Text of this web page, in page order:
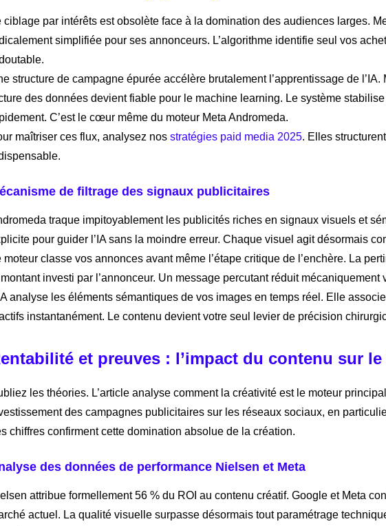
ciblage par intérêts est obsolète face à la domination des audiences larges.
simplifiée pour ses annonceurs. L’algorithme identifie seul vos
structure de campagne épurée accélère brutalement l’apprentissage de
des données devient fiable pour le machine learning. Le système
C’est le cœur même du moteur Meta Andromeda.
maîtriser ces flux, analysez nos stratégies paid media 2025. Elles
de filtrage des signaux publicitaires
traque impitoyablement les publicités riches en signaux visuels et
pour guider l’IA sans la moindre erreur. Chaque visuel agit désormais
moteur classe vos annonces avant même l’étape critique de l’enchère. La
montant investi par l’annonceur. Un message percutant réduit mécaniquement
analyse les éléments sémantiques de vos images en temps réel. Elle
instantanément. Le contenu devient votre seul levier de précision
et preuves : l’impact du contenu sur le
les théories. L’article analyse comment la créativité est le moteur
des campagnes publicitaires sur les réseaux sociaux, en
chiffres confirment cette domination absolue de la création.
des données de performance Nielsen et Meta
attribue formellement 56 % du ROI au contenu créatif. Google et Meta
actuel. La qualité visuelle surpasse désormais tout paramétrage